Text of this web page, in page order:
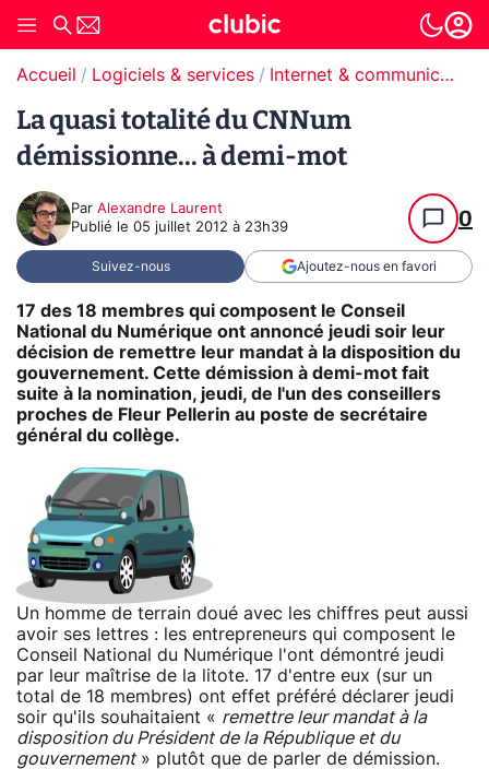
Accueil Logiciels & services Internet & communication
La quasi totalité du CNNum
démissionne... à demi-mot
Par Alexandre Laurent
Publié le 05 juillet 2012 à 23h39 0
Suivez-nous Ajoutez-nous en favori
17 des 18 membres qui composent le Conseil
National du Numérique ont annoncé jeudi soir leur
décision de remettre leur mandat à la disposition du
gouvernement. Cette démission à demi-mot fait
suite à la nomination, jeudi, de l'un des conseillers
proches de Fleur Pellerin au poste de secrétaire
général du collège.
Un homme de terrain doué avec les chiffres peut aussi
avoir ses lettres : les entrepreneurs qui composent le
Conseil National du Numérique l'ont démontré jeudi
par leur maîtrise de la litote. 17 d'entre eux (sur un
total de 18 membres) ont effet préféré déclarer jeudi
soir qu'ils souhaitaient « remettre leur mandat à la
disposition du Président de la République et du
gouvernement» plutôt que de parler de démission.